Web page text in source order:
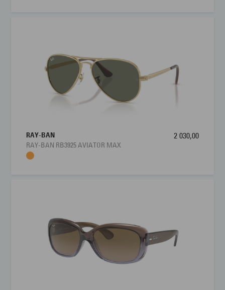
RAY-BAN
RAY-BAN RB3925 AVIATOR MAX
2 030,00